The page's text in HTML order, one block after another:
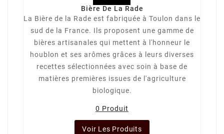
Bière De La Rade
La Bière de la Rade est fabriquée à Toulon dans le
sud de la France. Ils proposent une gamme de
bières artisanales qui mettent à l'honneur le
houblon et ses arômes grâces à leurs diverses
recettes sélectionnées avec soin à base de
matières premières issues de l'agriculture
biologique.
0 Produit
Voir Les Produits